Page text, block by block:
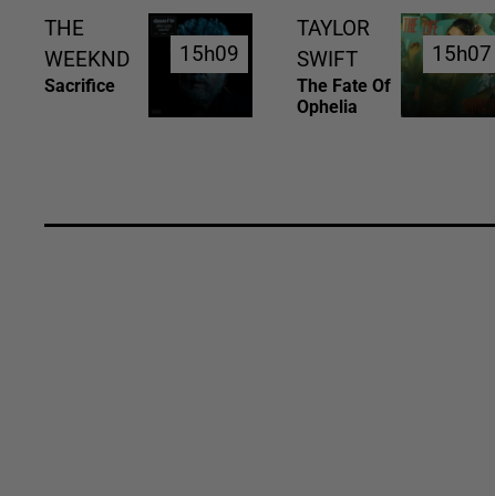
THE
WEEKND
Sacrifice
15h09
15h09
TAYLOR
SWIFT
The Fate Of
Ophelia
15h07
15h07